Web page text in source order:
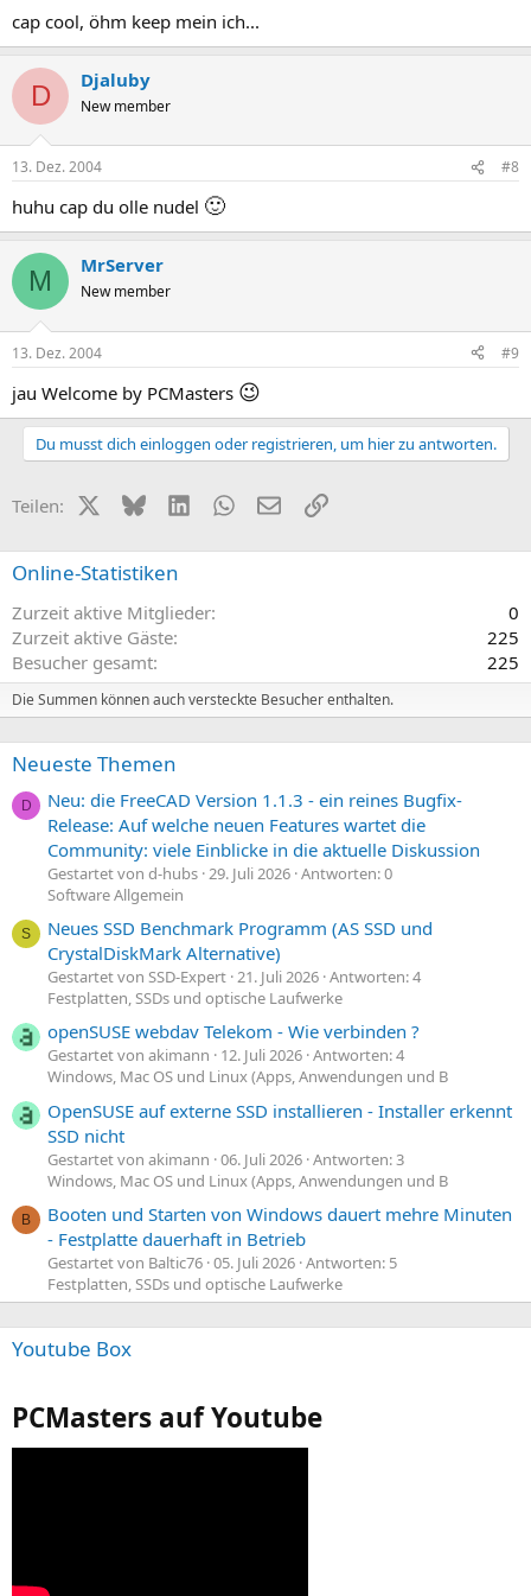
cap cool, öhm keep mein ich...
D Djaluby
New member
13. Dez. 2004 #8
huhu cap du olle nudel 🙂
M MrServer
New member
13. Dez. 2004 #9
jau Welcome by PCMasters 😉
Du musst dich einloggen oder registrieren, um hier zu antworten.
Teilen: X (Twitter)
BlueskyLinkedInWhatsApp
E-MailLink
Online-Statistiken
Zurzeit aktive Mitglieder
0
Zurzeit aktive Gäste
225
Besucher gesamt
225
Die Summen können auch versteckte Besucher enthalten.
Neueste Themen
D
Neu: die FreeCAD Version 1.1.3 - ein reines Bugfix-
Release: Auf welche neuen Features wartet die
Community: viele Einblicke in die aktuelle Diskussion
Gestartet von d-hubs 29. Juli 2026 Antworten: 0
Software Allgemein
S
Neues SSD Benchmark Programm (AS SSD und
CrystalDiskMark Alternative)
Gestartet von SSD-Expert 21. Juli 2026 Antworten: 4
Festplatten, SSDs und optische Laufwerke
openSUSE webdav Telekom - Wie verbinden ?
Gestartet von akimann 12. Juli 2026 Antworten: 4
Windows, Mac OS und Linux (Apps, Anwendungen und B
OpenSUSE auf externe SSD installieren - Installer erkennt
SSD nicht
Gestartet von akimann 06. Juli 2026 Antworten: 3
Windows, Mac OS und Linux (Apps, Anwendungen und B
B
Booten und Starten von Windows dauert mehre Minuten
- Festplatte dauerhaft in Betrieb
Gestartet von Baltic76 05. Juli 2026 Antworten: 5
Festplatten, SSDs und optische Laufwerke
Youtube Box
PCMasters auf Youtube